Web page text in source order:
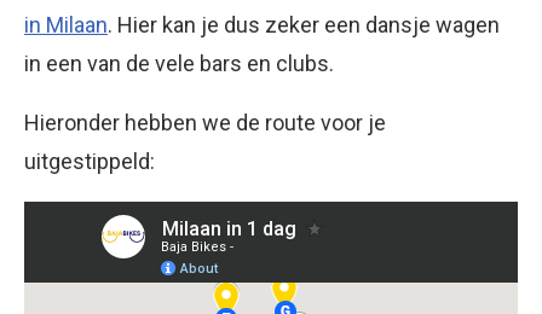
in Milaan. Hier kan je dus zeker een dansje wagen
in een van de vele bars en clubs.
Hieronder hebben we de route voor je
uitgestippeld: